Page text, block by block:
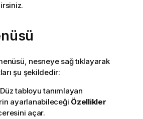
nesneye sağ tıklayarak
şu şekildedir:
tabloyu tanımlayan
ayarlanabileceği Özellikler
açar.